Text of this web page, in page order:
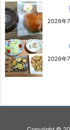
2026年
2026年